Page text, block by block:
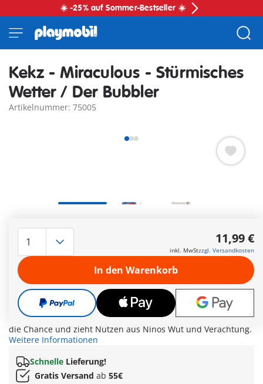
☀️ -25% auf Sommer-Bestseller ☀️
Kekz - Miraculous - Stürmisches
Wetter / Der Bubbler
Artikelnummer: 75005
Inhalt:
Stürmisches Wetter: Aurore nimmt an einem Wettbewerb teil,
in dem die nächste Wetterfee gekürt wird. Als sie verliert, ist
sie so wütend, dass Hawk Moth ihr hilft, sie in einen
Wirbelsturm zu verwandeln. Der Bubbler: Adrien hat
Geburtstag und Marinette ist aufgeregt, da sie ein
besonderes Geschenk für ihn hat. Als Adriens Freund Nino,
der Bubbler, Adriens Vater konfrontiert, ergreift Hawk Moth
die Chance und zieht Nutzen aus Ninos Wut und Verachtung.
Weitere Informationen
Schnelle Lieferung!
Gratis Versand ab 55€
11,99 €
inkl. MwStzzgl. Versandkosten
In den Warenkorb